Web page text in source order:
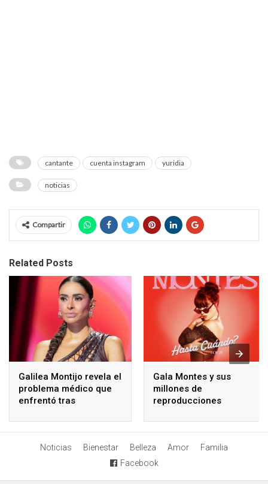
cantante cuenta instagram yuridia
noticias
Compartir
Related Posts
Galilea Montijo revela el
problema médico que
enfrentó tras
Gala Montes y sus
millones de
reproducciones
Noticias Bienestar Belleza Amor
Familia
Facebook